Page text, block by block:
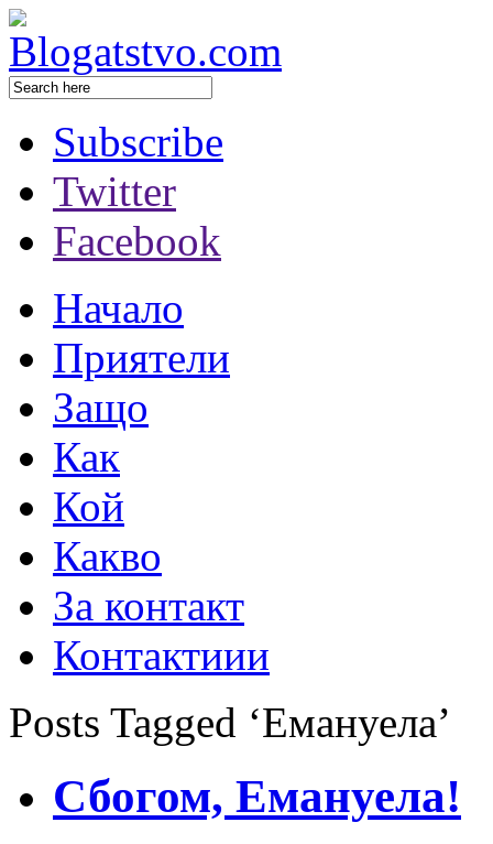
Subscribe
Twitter
Facebook
Начало
Приятели
Защо
Как
Кой
Какво
За контакт
Контактиии
Posts Tagged ‘Емануела’
Сбогом, Емануела!